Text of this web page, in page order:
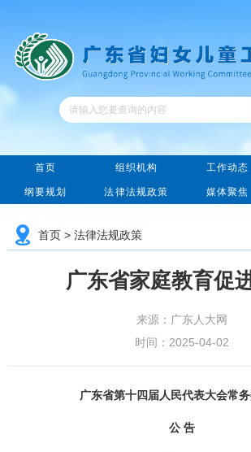
首页 组织机构 工作动态
纲要规划 法律法规政策 媒体聚焦
首页> 法律法规政策
广东省家庭教育促
来源：广东人大网
时间：2025-04-02
广东省第十四届人民代表大会常
公 告